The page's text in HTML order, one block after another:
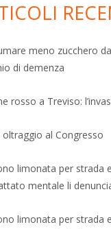
meno zucchero
di demenza
rosso a Treviso:
oltraggio al Congresso
limonata per strada
mentale li
limonata per strada